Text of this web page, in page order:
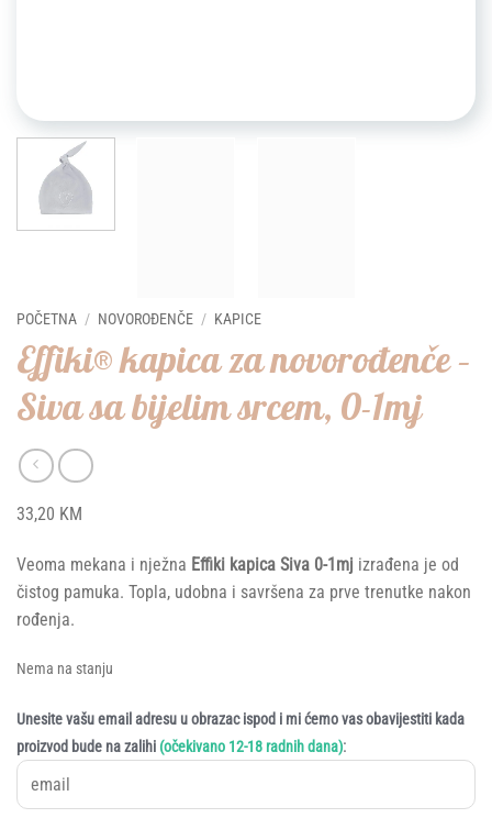
POČETNA / NOVOROĐENČE / KAPICE
Effiki® kapica za novorođenče –
Siva sa bijelim srcem, 0-1mj
33,20 KM
Veoma mekana i nježna Effiki kapica Siva 0-1mj izrađena je od
čistog pamuka. Topla, udobna i savršena za prve trenutke nakon
rođenja.
Nema na stanju
Unesite vašu email adresu u obrazac ispod i mi ćemo vas obavijestiti kada
proizvod bude na zalihi (očekivano 12-18 radnih dana):